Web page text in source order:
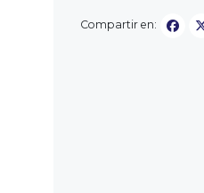
Compartir en: